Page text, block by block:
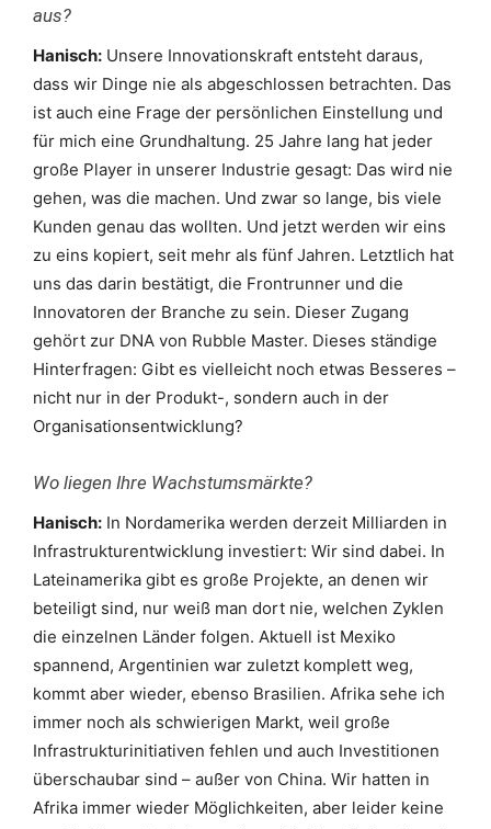
aus?
Hanisch: Unsere Innovationskraft entsteht daraus,
dass wir Dinge nie als abgeschlossen betrachten. Das
ist auch eine Frage der persönlichen Einstellung und
für mich eine Grundhaltung. 25 Jahre lang hat jeder
große Player in unserer Industrie gesagt: Das wird nie
gehen, was die machen. Und zwar so lange, bis viele
Kunden genau das wollten. Und jetzt werden wir eins
zu eins kopiert, seit mehr als fünf Jahren. Letztlich hat
uns das darin bestätigt, die Frontrunner und die
Innovatoren der Branche zu sein. Dieser Zugang
gehört zur DNA von Rubble Master. Dieses ständige
Hinterfragen: Gibt es vielleicht noch etwas Besseres –
nicht nur in der Produkt-, sondern auch in der
Organisationsentwicklung?
Wo liegen Ihre Wachstumsmärkte?
Hanisch: In Nordamerika werden derzeit Milliarden in
Infrastrukturentwicklung investiert: Wir sind dabei. In
Lateinamerika gibt es große Projekte, an denen wir
beteiligt sind, nur weiß man dort nie, welchen Zyklen
die einzelnen Länder folgen. Aktuell ist Mexiko
spannend, Argentinien war zuletzt komplett weg,
kommt aber wieder, ebenso Brasilien. Afrika sehe ich
immer noch als schwierigen Markt, weil große
Infrastrukturinitiativen fehlen und auch Investitionen
überschaubar sind – außer von China. Wir hatten in
Afrika immer wieder Möglichkeiten, aber leider keine